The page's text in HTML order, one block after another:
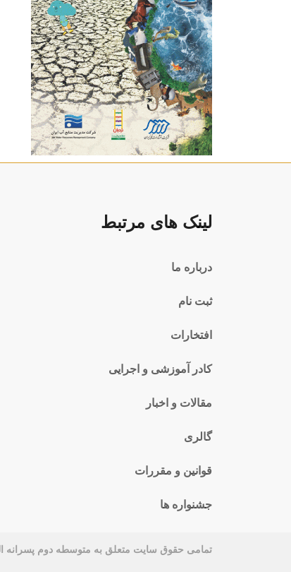
لینک های مرتبط
درباره ما
ثبت نام
افتخارات
کادر آموزشی و اجرایی
مقالات و اخبار
گالری
قوانین و مقررات
جشنواره ها
تمامی حقوق سایت متعلق به متوسطه دوم پسرانه